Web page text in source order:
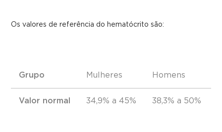
Os valores de referência do hematócrito são:
Grupo
Valor normal
Mulheres
34,9% a 45%
Homens
38,3% a 50%